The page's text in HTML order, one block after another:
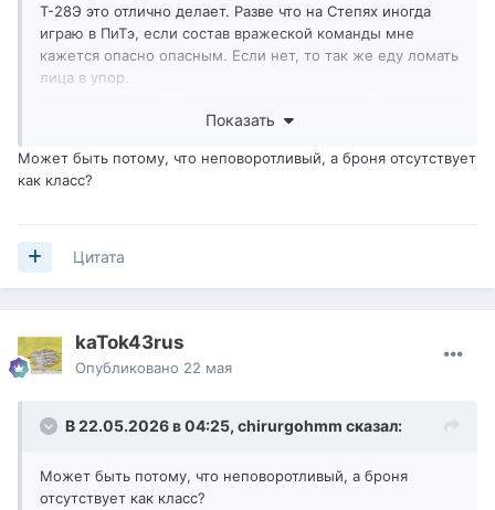
Т-28Э это отлично делает. Разве что на Степях иногда
играю в ПиТэ, если состав вражеской команды мне
кажется опасно опасным. Если нет, то так же еду ломать
лица в упор.
закалкой больше, чем у некоторых 5-х уровней. Почему
Показать
Может быть потому, что неповоротливый, а броня отсутствует
как класс?
Цитата
kaTok43rus
Опубликовано 22 мая
В 22.05.2026 в 04:25, chirurgohmm сказал:
Может быть потому, что неповоротливый, а броня
отсутствует как класс?